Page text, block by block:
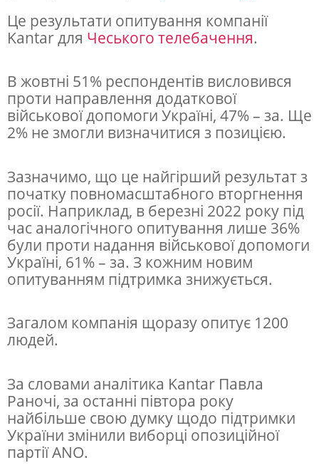
ї
н
и
з
и
л
а
с
я
п
і
т
р
м
к
а
н
Це результати опитування компанії
Kantar для Чеського телебачення.
В жовтні 51% респондентів висловився
проти направлення додаткової
військової допомоги Україні, 47% – за. Ще
2% не змогли визначитися з позицією.
Зазначимо, що це найгірший результат з
початку повномасштабного вторгнення
росії. Наприклад, в березні 2022 року під
час аналогічного опитування лише 36%
були проти надання військової допомоги
Україні, 61% – за. З кожним новим
опитуванням підтримка знижується.
Загалом компанія щоразу опитує 1200
людей.
За словами аналітика Kantar Павла
Раночі, за останні півтора року
найбільше свою думку щодо підтримки
України змінили виборці опозиційної
партії ANO.